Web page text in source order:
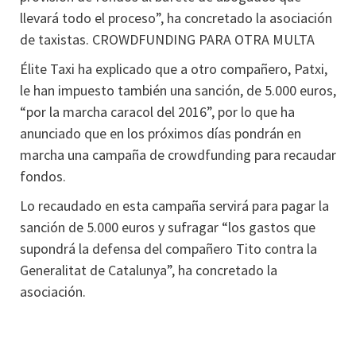
llevará todo el proceso”, ha concretado la asociación
de taxistas. CROWDFUNDING PARA OTRA MULTA
Élite Taxi ha explicado que a otro compañero, Patxi,
le han impuesto también una sanción, de 5.000 euros,
“por la marcha caracol del 2016”, por lo que ha
anunciado que en los próximos días pondrán en
marcha una campaña de crowdfunding para recaudar
fondos.
Lo recaudado en esta campaña servirá para pagar la
sanción de 5.000 euros y sufragar “los gastos que
supondrá la defensa del compañero Tito contra la
Generalitat de Catalunya”, ha concretado la
asociación.